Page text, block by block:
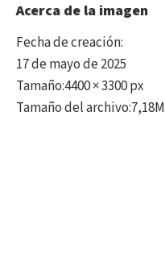
Acerca de la imagen
Fecha de creación:
17 de mayo de 2025
Tamaño:4400 × 3300 px
Tamaño del archivo: